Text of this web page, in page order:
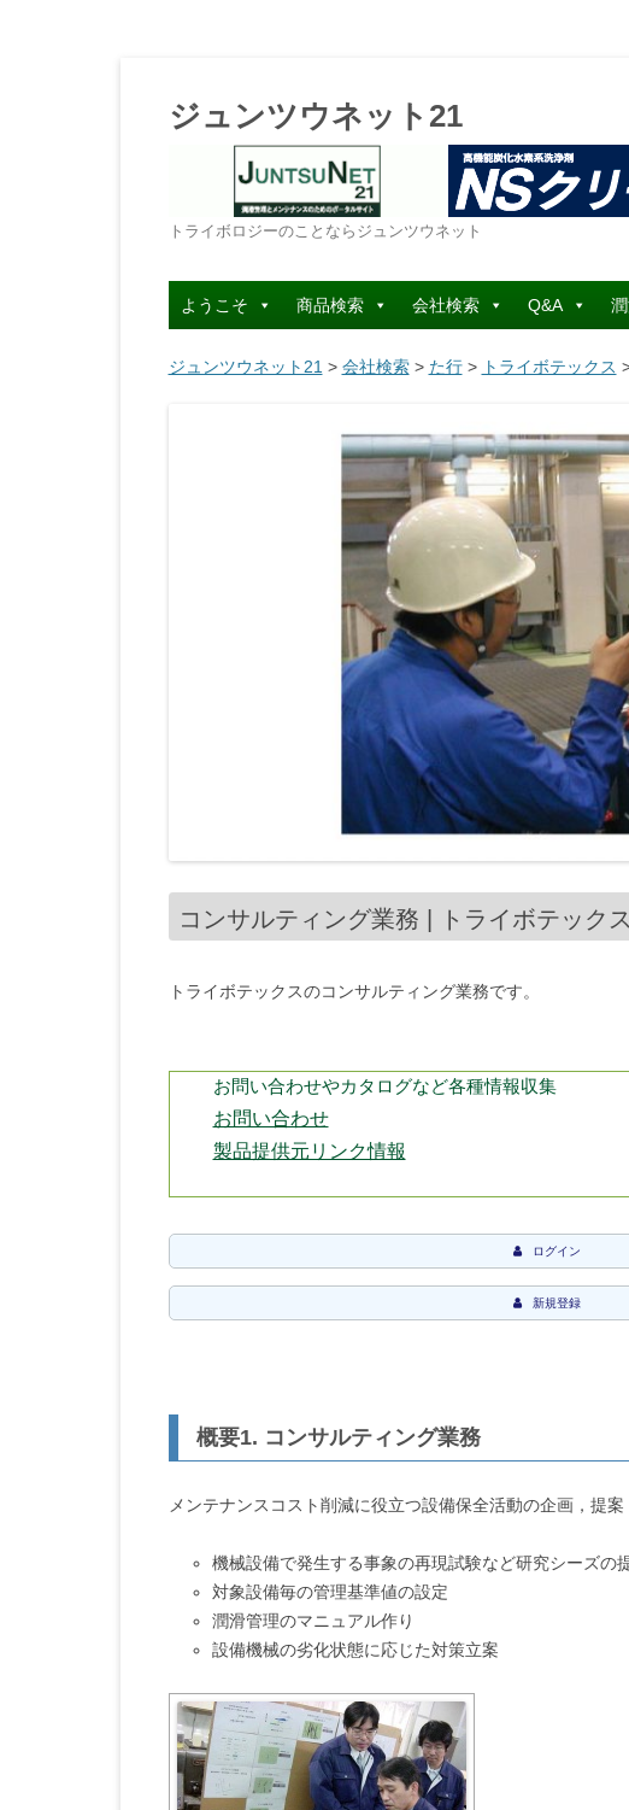
ジュンツウネット21
トライボロジーのことならジュンツウネット
ようこそ 商品検索 会社検索 Q&A
ジュンツウネット21 > 会社検索> た行> トライボテックス
コンサルティング業務 | トライボテックス
トライボテックスのコンサルティング業務です。
お問い合わせやカタログなど各種情報収集
お問い合わせ
製品提供元リンク情報
ログイン
新規登録
概要1. コンサルティング業務
メンテナンスコスト削減に役立つ設備保全活動の企画，提案
機械設備で発生する事象の再現試験など研究シーズの
対象設備毎の管理基準値の設定
潤滑管理のマニュアル作り
設備機械の劣化状態に応じた対策立案